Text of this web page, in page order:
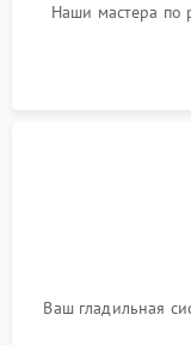
Наши мастера по
Ваш гладильная